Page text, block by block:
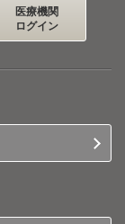
医療機関
ログイン